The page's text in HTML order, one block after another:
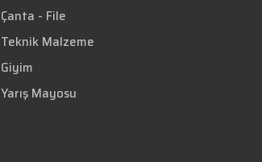
Çanta - File
Teknik Malzeme
Giyim
Yarış Mayosu